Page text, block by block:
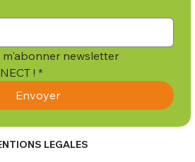
LEGALES
m'abonner newsletter
! *
Envoyer